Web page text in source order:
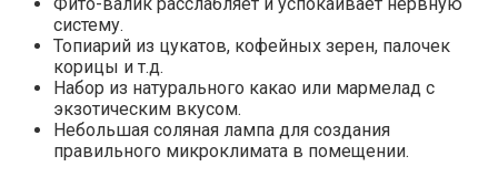
систему.
Топиарий из цукатов, кофейных зерен, палочек
корицы и т.д.
Набор из натурального какао или мармелад с
экзотическим вкусом.
Небольшая соляная лампа для создания
правильного микроклимата в помещении.